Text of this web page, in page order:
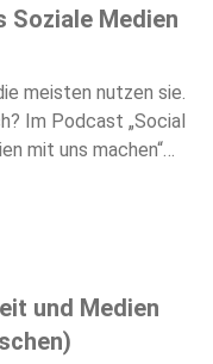
Soziale Medien
meisten nutzen sie.
Im Podcast „Social
mit uns machen“
Facetten der
wir Soziale
irgendwo zwischen
Nachrichten. Wie
und welchen Wert
haben Soziale
und Medien